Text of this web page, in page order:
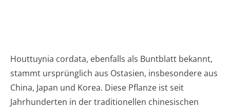
Houttuynia cordata, ebenfalls als Buntblatt bekannt,
stammt ursprünglich aus Ostasien, insbesondere aus
China, Japan und Korea. Diese Pflanze ist seit
Jahrhunderten in der traditionellen chinesischen